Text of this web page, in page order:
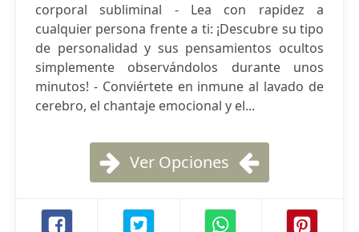
corporal subliminal - Lea con rapidez a
cualquier persona frente a ti: ¡Descubre su tipo
de personalidad y sus pensamientos ocultos
simplemente observándolos durante unos
minutos! - Conviértete en inmune al lavado de
cerebro, el chantaje emocional y el...
Ver Opciones